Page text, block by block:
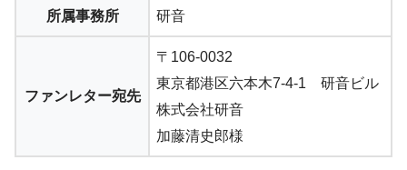
所属事務所 研音
ファンレター宛先
〒106-0032
東京都港区六本木7-4-1 研音ビル
株式会社研音
加藤清史郎様